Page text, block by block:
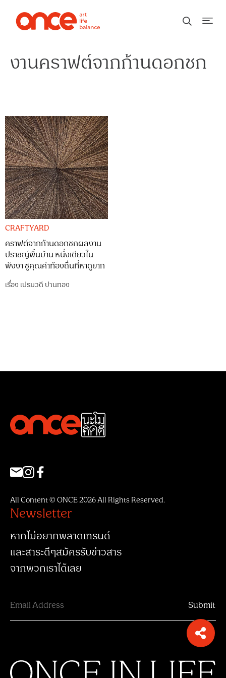
งานคราฟต์จากก้านดอกชก
CRAFTYARD
คราฟต์จากก้านดอกชกผลงาน
ปราชญ์พื้นบ้าน หนึ่งเดียวใน
พังงา ชูคุณค่าท้องถิ่นที่หาดูยาก
เรื่อง เปรมวดี ปานทอง
All Content © ONCE 2026 All Rights Reserved.
Newsletter
หากไม่อยากพลาดเทรนด์
และสาระดีๆสมัครรับข่าวสาร
จากพวกเราได้เลย